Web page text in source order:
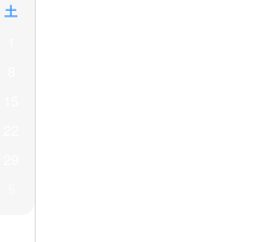
土